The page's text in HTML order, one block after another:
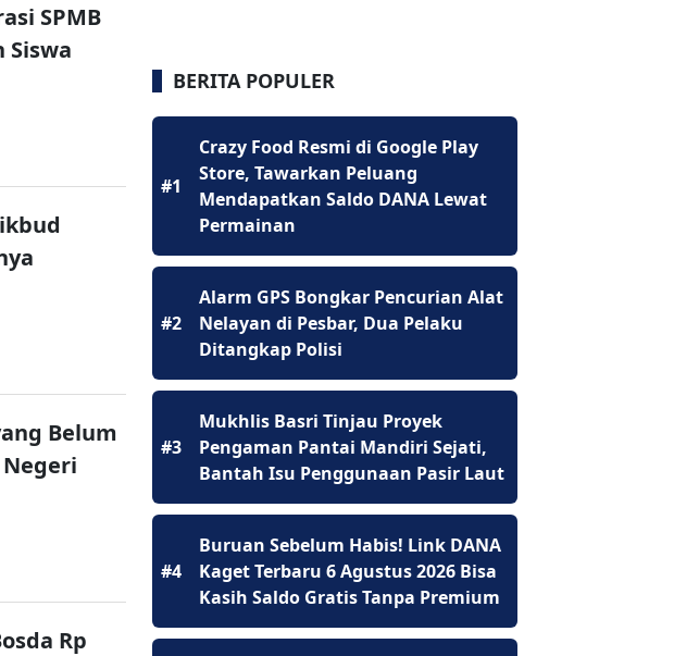
SPMB
Belum
Negeri
Rp
BERITA POPULER
#1
Crazy Food Resmi di Google Play
Store, Tawarkan Peluang
Mendapatkan Saldo DANA Lewat
Permainan
#2
Alarm GPS Bongkar Pencurian Alat
Nelayan di Pesbar, Dua Pelaku
Ditangkap Polisi
#3
Mukhlis Basri Tinjau Proyek
Pengaman Pantai Mandiri Sejati,
Bantah Isu Penggunaan Pasir Laut
#4
Buruan Sebelum Habis! Link DANA
Kaget Terbaru 6 Agustus 2026 Bisa
Kasih Saldo Gratis Tanpa Premium